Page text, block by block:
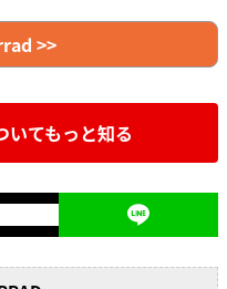
>>
いてもっと知る